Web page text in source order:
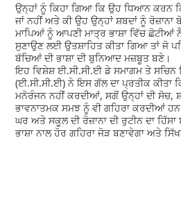
ਉਨ੍ਹਾਂ ਨੂੰ ਕਿਹਾ ਗਿਆ ਕਿ ਉਹ ਧਿਆਨ ਕਰਨ
ਜਾਂ ਨਹੀਂ ਅਤੇ ਕੀ ਉਹ ਉਨ੍ਹਾਂ ਸ਼ਬਦਾਂ ਨੂੰ
ਮਾਪਿਆਂ ਨੂੰ ਆਪਣੀ ਮਾਤ੍ਰ ਭਾਸ਼ਾ ਵਿੱਚ ਛੋਟੀਆਂ
ਸੁਣਾਉਣ ਲਈ ਉਤਸ਼ਾਹਿਤ ਕੀਤਾ ਗਿਆ ਤਾਂ ਜੋ
ਬੱਚਿਆਂ ਦੀ ਭਾਸ਼ਾ ਦੀ ਬੁਨਿਆਦ ਮਜ਼ਬੂਤ ਬਣੇ।
ਇਹ ਵਿਸ਼ੇਸ਼ ਈ.ਸੀ.ਸੀ.ਈ ਡੇ ਸਮਾਗਮ ਤੇ ਸਚਿਨ
(ਈ.ਸੀ.ਸੀ.ਈ) ਨੇ ਇਸ ਗੱਲ ਦਾ ਪ੍ਰਤੀਕ ਕੀਤਾ
ਮਨੋਰੰਜਨ ਨਹੀਂ ਕਰਦੀਆਂ, ਸਗੋਂ ਉਨ੍ਹਾਂ ਦੀ ਸੋਚ,
ਭਾਵਨਾਤਮਕ ਸਮਝ ਨੂੰ ਵੀ ਗਹਿਰਾ ਕਰਦੀਆਂ
ਘਰ ਅਤੇ ਸਕੂਲ ਦੀ ਰੋਜ਼ਾਨਾ ਦੀ ਰੁਟੀਨ ਦਾ ਹਿੱਸਾ
ਭਾਸ਼ਾ ਨਾਲ ਹੋਰ ਗਹਿਰਾ ਜੋੜ ਬਣਾਵੇਗਾ ਅਤੇ